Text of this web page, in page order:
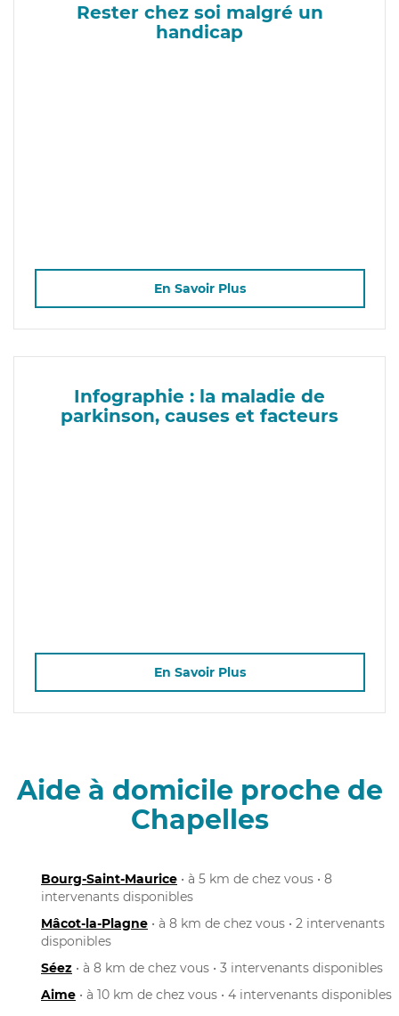
Rester chez soi malgré un
handicap
En Savoir Plus
Infographie : la maladie de
parkinson, causes et facteurs
En Savoir Plus
Aide à domicile proche de
Chapelles
Bourg-Saint-Maurice • à 5 km de chez vous • 8
intervenants disponibles
Mâcot-la-Plagne • à 8 km de chez vous • 2 intervenants
disponibles
Séez • à 8 km de chez vous • 3 intervenants disponibles
Aime • à 10 km de chez vous • 4 intervenants disponibles